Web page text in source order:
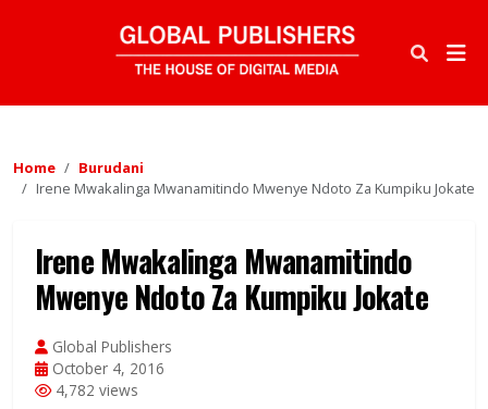
Home
Burudani
Irene Mwakalinga Mwanamitindo Mwenye Ndoto Za Kumpiku Jokate
Irene Mwakalinga Mwanamitindo
Mwenye Ndoto Za Kumpiku Jokate
Global Publishers
October 4, 2016
4,782 views